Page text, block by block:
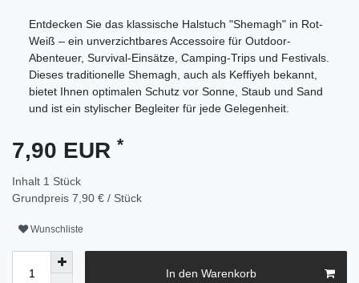
Entdecken Sie das klassische Halstuch "Shemagh" in Rot-
Weiß – ein unverzichtbares Accessoire für Outdoor-
Abenteuer, Survival-Einsätze, Camping-Trips und Festivals.
Dieses traditionelle Shemagh, auch als Keffiyeh bekannt,
bietet Ihnen optimalen Schutz vor Sonne, Staub und Sand
und ist ein stylischer Begleiter für jede Gelegenheit.
7,90 EUR *
Inhalt 1 Stück
Grundpreis 7,90 € / Stück
Wunschliste
In den Warenkorb